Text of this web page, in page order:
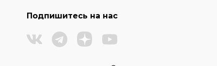
Подпишитесь на нас